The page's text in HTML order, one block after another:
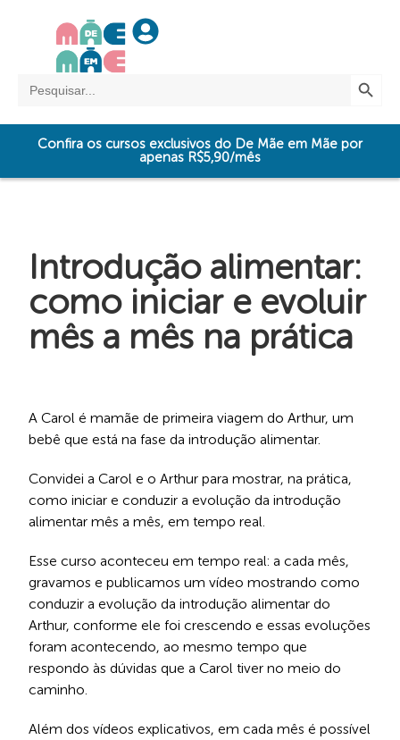
for:
Confira os cursos exclusivos do De Mãe em Mãe por
apenas R$5,90/mês
Introdução alimentar:
como iniciar e evoluir
mês a mês na prática
A Carol é mamãe de primeira viagem do Arthur, um
bebê que está na fase da introdução alimentar.
Convidei a Carol e o Arthur para mostrar, na prática,
como iniciar e conduzir a evolução da introdução
alimentar mês a mês, em tempo real.
Esse curso aconteceu em tempo real: a cada mês,
gravamos e publicamos um vídeo mostrando como
conduzir a evolução da introdução alimentar do
Arthur, conforme ele foi crescendo e essas evoluções
foram acontecendo, ao mesmo tempo que
respondo às dúvidas que a Carol tiver no meio do
caminho.
Além dos vídeos explicativos, em cada mês é possível